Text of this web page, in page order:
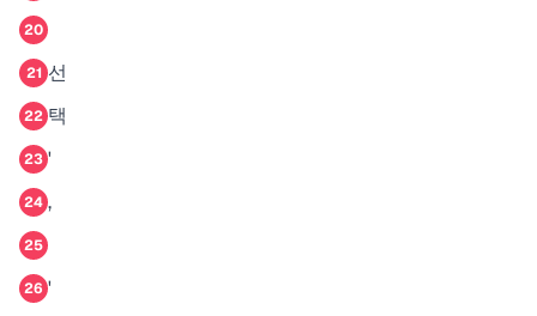
20
21 선
22 택
23 '
24 ,
25
26 '